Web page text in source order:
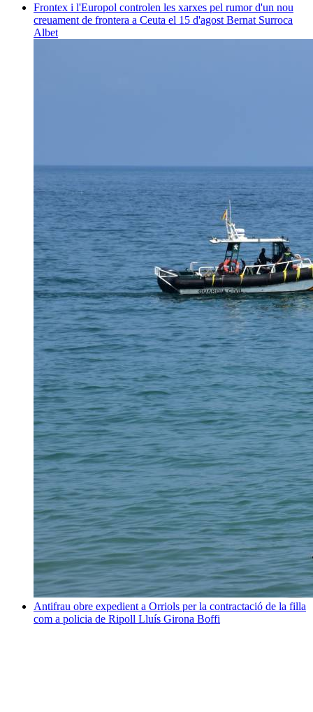
Frontex i l'Europol controlen les xarxes pel rumor d'un nou
creuament de frontera a Ceuta el 15 d'agost Bernat Surroca
Albet
Antifrau obre expedient a Orriols per la contractació de la filla
com a policia de Ripoll Lluís Girona Boffi